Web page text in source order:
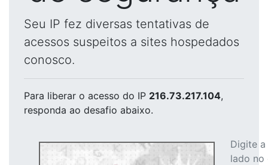
Seu IP fez diversas tentativas de
acessos suspeitos a sites hospedados
conosco.
Para liberar o acesso do IP 216.73.217.104,
responda ao desafio abaixo.
Digite
lado no